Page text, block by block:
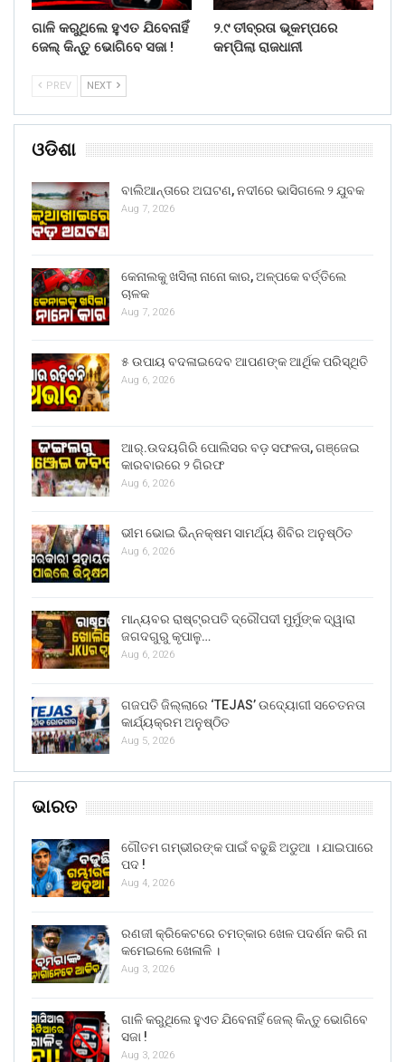
ଗାଳି କରୁଥିଲେ ହୁଏତ ଯିବେନାହିଁ
ଜେଲ୍ କିନ୍ତୁ ଭୋଗିବେ ସଜା !
୨.୯ ତୀବ୍ରତା ଭୂକମ୍ପରେ
କମ୍ପିଲା ରାଜଧାନୀ
PREV NEXT
ଓଡିଶା
ବାଲିଆନ୍ତାରେ ଅଘଟଣ, ନଦୀରେ ଭାସିଗଲେ ୨ ଯୁବକ
Aug 7, 2026
କେନାଲକୁ ଖସିଲା ନାନୋ କାର, ଅଳ୍ପକେ ବର୍ତ୍ତିଲେ
ଚାଳକ
Aug 7, 2026
୫ ଉପାୟ ବଦଳାଇଦେବ ଆପଣଙ୍କ ଆର୍ଥିକ ପରିସ୍ଥିତି
Aug 6, 2026
ଆର୍.ଉଦୟଗିରି ପୋଲିସର ବଡ଼ ସଫଳତା, ଗଞ୍ଜେଇ
କାରବାରରେ ୨ ଗିରଫ
Aug 6, 2026
ଭୀମ ଭୋଇ ଭିନ୍ନକ୍ଷମ ସାମର୍ଥ୍ୟ ଶିବିର ଅନୁଷ୍ଠିତ
Aug 6, 2026
ମାନ୍ୟବର ରାଷ୍ଟ୍ରପତି ଦ୍ରୌପଦୀ ମୁର୍ମୁଙ୍କ ଦ୍ୱାରା
ଜଗଦଗୁରୁ କୃପାଳୁ…
Aug 6, 2026
ଗଜପତି ଜିଲ୍ଲାରେ ‘TEJAS’ ଉଦ୍ୟୋଗୀ ସଚେତନତା
କାର୍ଯ୍ୟକ୍ରମ ଅନୁଷ୍ଠିତ
Aug 5, 2026
ଭାରତ
ଗୌତମ ଗମ୍ଭୀରଙ୍କ ପାଇଁ ବଢୁଛି ଅଡୁଆ । ଯାଇପାରେ
ପଦ !
Aug 4, 2026
ରଣଜୀ କ୍ରିକେଟରେ ଚମତ୍କାର ଖେଳ ପଦର୍ଶନ କରି ନା
କମେଇଲେ ଖେଳାଳି ।
Aug 3, 2026
ଗାଳି କରୁଥିଲେ ହୁଏତ ଯିବେନାହିଁ ଜେଲ୍ କିନ୍ତୁ ଭୋଗିବେ
ସଜା !
Aug 3, 2026